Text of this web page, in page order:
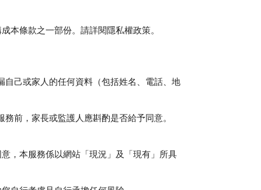
本條款之一部份。請詳閱隱私權政策。
己或家人的任何資料（包括姓名、電話、地
前，家長或監護人應斟酌是否給予同意。
，本服務係以網站「現況」及「現有」所具